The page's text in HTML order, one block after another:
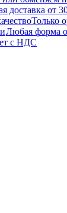
доставка от
Только
Любая форма
с НДС